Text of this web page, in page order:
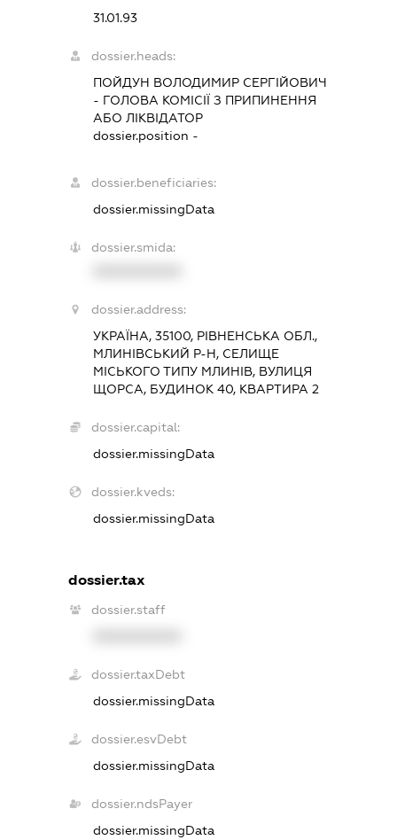
31.01.93
dossier.heads:
ПОЙДУН ВОЛОДИМИР СЕРГІЙОВИЧ
- ГОЛОВА КОМІСІЇ З ПРИПИНЕННЯ
АБО ЛІКВІДАТОР
dossier.position -
dossier.beneficiaries:
dossier.missingData
dossier.smida:
dossier.address:
УКРАЇНА, 35100, РІВНЕНСЬКА ОБЛ.,
МЛИНІВСЬКИЙ Р-Н, СЕЛИЩЕ
МІСЬКОГО ТИПУ МЛИНІВ, ВУЛИЦЯ
ЩОРСА, БУДИНОК 40, КВАРТИРА 2
dossier.capital:
dossier.missingData
dossier.kveds:
dossier.missingData
dossier.tax
dossier.staff
dossier.taxDebt
dossier.missingData
dossier.esvDebt
dossier.missingData
dossier.ndsPayer
dossier.missingData